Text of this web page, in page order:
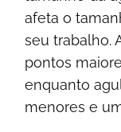
afeta o
seu trabalho.
pontos
enquanto
menores e